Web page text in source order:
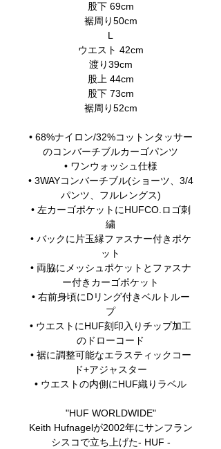
股下 69cm
裾周り50cm
L
ウエスト 42cm
渡り39cm
股上 44cm
股下 73cm
裾周り52cm
• 68%ナイロン/32%コットンタッサー
のコンバーチブルカーゴパンツ
• ワンウォッシュ仕様
• 3WAYコンバーチブル(ショーツ、3/4
パンツ、フルレングス)
• 左カーゴポケットにHUFCO.ロゴ刺
繍
• バックに片玉縁ファスナー付きポケ
ット
• 両脇にメッシュポケットとファスナ
ー付きカーゴポケット
• 右前身頃にDリング付きベルトルー
プ
• ウエストにHUF刻印入りチップ加工
のドローコード
• 裾に調整可能なエラスティックコー
ド+アジャスター
• ウエストの内側にHUF織りラベル
"HUF WORLDWIDE"
Keith Hufnagelが2002年にサンフラン
シスコで立ち上げた- HUF -